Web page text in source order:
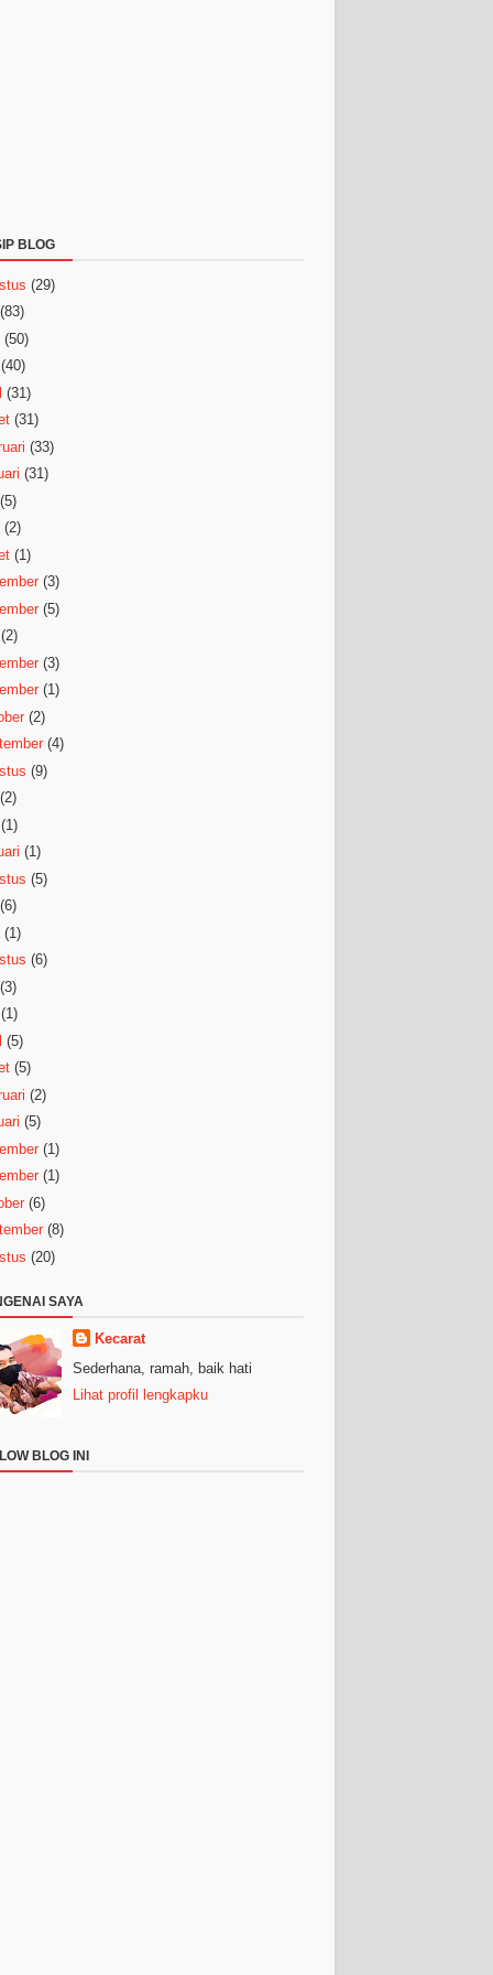
BLOG
(29)
(83)
(50)
(40)
(31)
(31)
(33)
(31)
(5)
(2)
(1)
(3)
(5)
(2)
(3)
(1)
(2)
(4)
(9)
(2)
(1)
(1)
(5)
(6)
(1)
(6)
(3)
(1)
(5)
(5)
(2)
(5)
(1)
(1)
(6)
(8)
(20)
SAYA
Kecarat
Sederhana, ramah, baik hati
Lihat profil lengkapku
BLOG INI